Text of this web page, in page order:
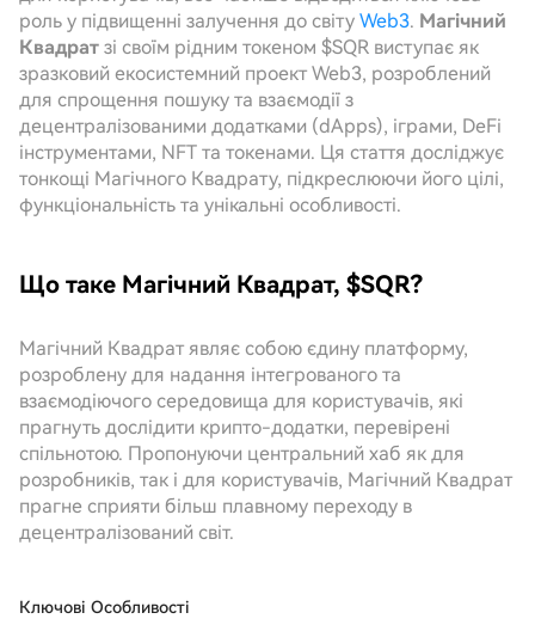
роль у підвищенні залучення до світу Web3. Магічний
Квадрат зі своїм рідним токеном $SQR виступає як
зразковий екосистемний проект Web3, розроблений
для спрощення пошуку та взаємодії з
децентралізованими додатками (dApps), іграми, DeFi
інструментами, NFT та токенами. Ця стаття досліджує
тонкощі Магічного Квадрату, підкреслюючи його цілі,
функціональність та унікальні особливості.
Що таке Магічний Квадрат, $SQR?
Магічний Квадрат являє собою єдину платформу,
розроблену для надання інтегрованого та
взаємодіючого середовища для користувачів, які
прагнуть дослідити крипто-додатки, перевірені
спільнотою. Пропонуючи центральний хаб як для
розробників, так і для користувачів, Магічний Квадрат
прагне сприяти більш плавному переходу в
децентралізований світ.
Ключові Особливості